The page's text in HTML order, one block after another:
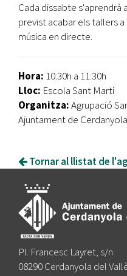
Cada dissabte s'aprendrà
previst acabar els tallers
música en directe.
Hora: 10:30h a 11:30h
Lloc: Escola Sant Martí
Organitza:Agrupació
Ajuntament de
Tornar al llistat de
Pl. Francesc Layret, s/n
08290 Cerdanyola del